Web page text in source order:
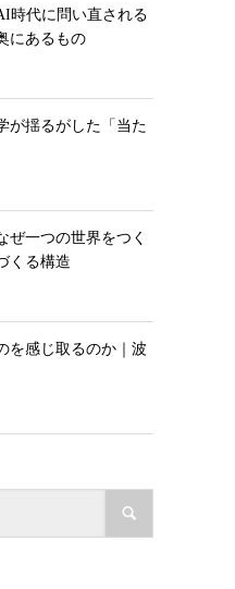
時代に問い直される
にあるもの
が揺るがした「当た
ぜ一つの世界をつく
くる構造
を感じ取るのか｜波